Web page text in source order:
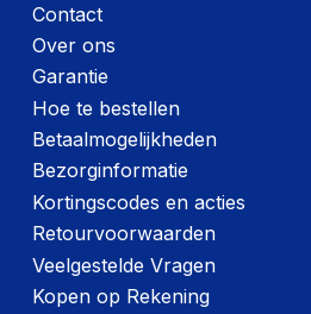
Montagewijze
Paneelmontage-
interface
Maximale
schermgrootte
Minimale
schermgrootte
Maximale
gewichtscapaciteit
Contact
Over ons
Garantie
Hoe te bestellen
Betaalmogelijkheden
Bezorginformatie
Kortingscodes en acties
Retourvoorwaarden
Veelgestelde Vragen
Kopen op Rekening